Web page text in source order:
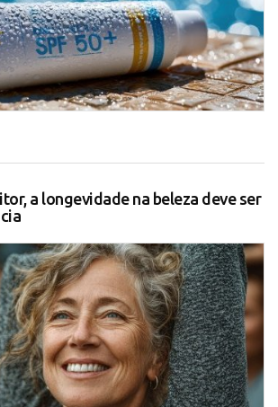
a longevidade na beleza deve ser